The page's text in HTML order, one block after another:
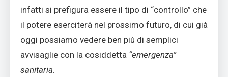
infatti si prefigura essere il tipo di “controllo” che
il potere eserciterà nel prossimo futuro, di cui già
oggi possiamo vedere ben più di semplici
avvisaglie con la cosiddetta “emergenza”
sanitaria.